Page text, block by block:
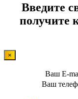
Введите
получите
×
Ваш E-
Ваш